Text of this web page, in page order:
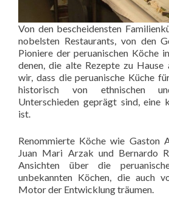
Von den bescheidensten
nobelsten Restaurants, von den
Pioniere der peruanischen Köche
denen, die alte Rezepte zu Hause
wir, dass die peruanische Küche
historisch von ethnischen
Unterschieden geprägt sind, eine
ist.
Renommierte Köche wie Gaston
Juan Mari Arzak und Bernardo
Ansichten über die
unbekannten Köchen, die auch
Motor der Entwicklung träumen.